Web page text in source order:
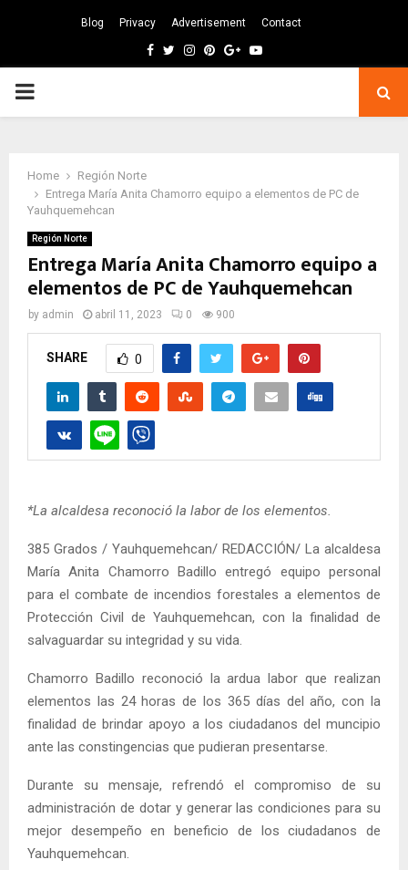
Blog Privacy Advertisement Contact
Facebook
TwitterInstagram
Pinterest
GoogleYoutube
PRIMARY
Home
Región Norte
Entrega María Anita Chamorro equipo a elementos de PC de
Yauhquemehcan
Región Norte
Entrega María Anita Chamorro equipo a
elementos de PC de Yauhquemehcan
by admin abril 11, 2023 0 900
SHARE 0
*La alcaldesa reconoció la labor de los elementos.
385 Grados / Yauhquemehcan/ REDACCIÓN/ La alcaldesa
María Anita Chamorro Badillo entregó equipo personal
para el combate de incendios forestales a elementos de
Protección Civil de Yauhquemehcan, con la finalidad de
salvaguardar su integridad y su vida.
Chamorro Badillo reconoció la ardua labor que realizan
elementos las 24 horas de los 365 días del año, con la
finalidad de brindar apoyo a los ciudadanos del muncipio
ante las constingencias que pudieran presentarse.
Durante su mensaje, refrendó el compromiso de su
administración de dotar y generar las condiciones para su
mejor desempeño en beneficio de los ciudadanos de
Yauhquemehcan.